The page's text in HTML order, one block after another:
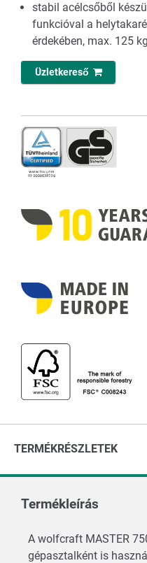
stabil acélcsőből
funkcióval a
érdekében, max. 125
Üzletkereső
TERMÉKRÉSZLETEK
Termékleírás
A wolfcraft MASTER
gépasztalként is